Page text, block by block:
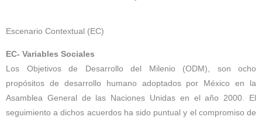
Escenario Contextual (EC)
EC- Variables Sociales
Los Objetivos de Desarrollo del Milenio (ODM), son ocho
propósitos de desarrollo humano adoptados por México en la
Asamblea General de las Naciones Unidas en el año 2000. El
seguimiento a dichos acuerdos ha sido puntual y el compromiso de